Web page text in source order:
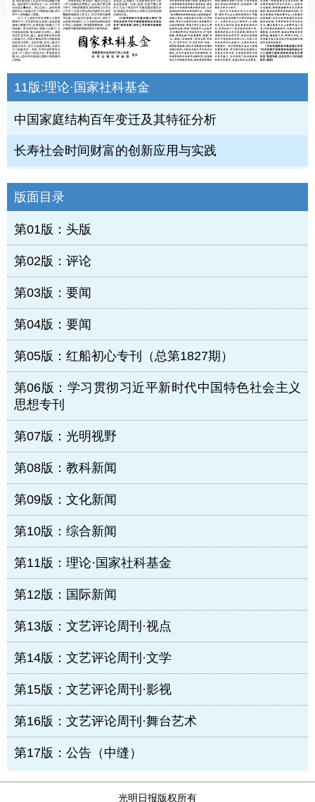
11版:理论·国家社科基金
中国家庭结构百年变迁及其特征分析
长寿社会时间财富的创新应用与实践
版面目录
第01版：头版
第02版：评论
第03版：要闻
第04版：要闻
第05版：红船初心专刊（总第1827期）
第06版：学习贯彻习近平新时代中国特色社会主义
思想专刊
第07版：光明视野
第08版：教科新闻
第09版：文化新闻
第10版：综合新闻
第11版：理论·国家社科基金
第12版：国际新闻
第13版：文艺评论周刊·视点
第14版：文艺评论周刊·文学
第15版：文艺评论周刊·影视
第16版：文艺评论周刊·舞台艺术
第17版：公告（中缝）
光明日报版权所有